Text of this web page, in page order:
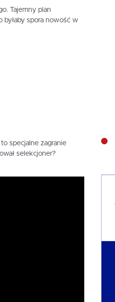
Tajemny plan
byłaby spora nowość w
specjalne zagranie
selekcjoner?